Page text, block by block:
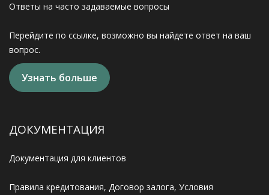
Ответы на часто задаваемые вопросы
Перейдите по ссылке, возможно вы найдете ответ на ваш
вопрос.
Узнать больше
ДОКУМЕНТАЦИЯ
Документация для клиентов
Правила кредитования, Договор залога, Условия